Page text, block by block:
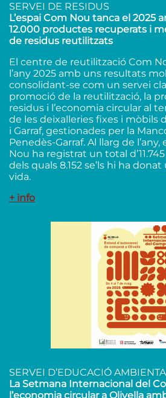
SERVEI DE RESIDUS
L’espai Com Nou tanca el 2025
12.000 productes recuperats i
de residus reutilitzats
El centre de reutilització Com
l’any 2025 amb uns resultats
consolidant-se com un servei
promoció de la reutilització, la
residus i l’economia circular al
de les deixalleries fixes i mòbils
i Garraf, gestionades per la
Penedès-Garraf. Al llarg de
Nou ha registrat un total
dels quals 8.152 se’ls hi ha
vida.
+ info
SERVEI D’EDUCACIÓ
La Setmana Internacional del
l’economia circular a Olivella